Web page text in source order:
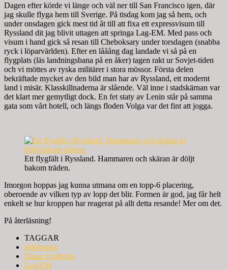
Dagen efter körde vi länge och väl ner till San Francisco igen, där
jag skulle flyga hem till Sverige. På tisdag kom jag så hem, och
under onsdagen gick mest tid åt till att fixa ett expressvisum till
Ryssland dit jag blivit uttagen att springa Lag-EM. Med pass och
visum i hand gick så resan till Cheboksary under torsdagen (snabba
ryck i löparvärlden). Efter en lååång dag landade vi så på en
flygplats (läs landningsbana på en åker) tagen rakt ur Sovjet-tiden
och vi möttes av ryska militärer i stora mössor. Första delen
bekräftade mycket av den bild man har av Ryssland, ett modernt
land i misär. Klasskillnaderna är slående. Väl inne i stadskärnan var
det klart mer gemytligt dock. En fet staty av Lenin står på samma
gata som vårt hotell, och längs floden Volga var det fint att jogga.
Ett flygfält i Ryssland. Hammaren och skäran är döljt
bakom träden.
Imorgon hoppas jag kunna utmana om en topp-6 placering,
oberoende av vilken typ av lopp det blir. Formen är god, jag får helt
enkelt se hur kroppen har reagerat på allt detta resande! Mer om det.
På återläsning!
TAGGAR
elitlöpning
Elmar Engholm
Lag-EM